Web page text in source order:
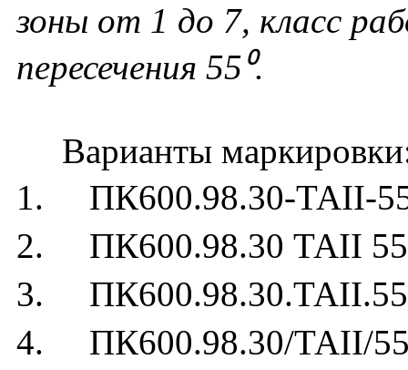
зоны от 1 до 7, класс
пересечения 55⁰.
Варианты
1. ПК600.98.30-ТАII-
2. ПК600.98.30 ТАII
3.
4. ПК600.98.30/ТАII/